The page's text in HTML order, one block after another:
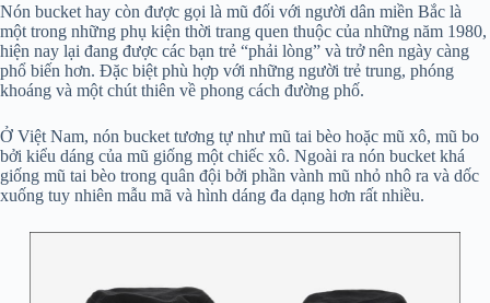
Nón bucket hay còn được gọi là mũ đối với người dân miền Bắc là
một trong những phụ kiện thời trang quen thuộc của những năm 1980,
hiện nay lại đang được các bạn trẻ “phải lòng” và trở nên ngày càng
phổ biến hơn. Đặc biệt phù hợp với những người trẻ trung, phóng
khoáng và một chút thiên về phong cách đường phố.
Ở Việt Nam, nón bucket tương tự như mũ tai bèo hoặc mũ xô, mũ bo
bởi kiểu dáng của mũ giống một chiếc xô. Ngoài ra nón bucket khá
giống mũ tai bèo trong quân đội bởi phần vành mũ nhỏ nhô ra và dốc
xuống tuy nhiên mẫu mã và hình dáng đa dạng hơn rất nhiều.